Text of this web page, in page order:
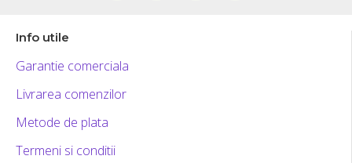
Info utile
Garantie comerciala
Livrarea comenzilor
Metode de plata
Termeni si conditii